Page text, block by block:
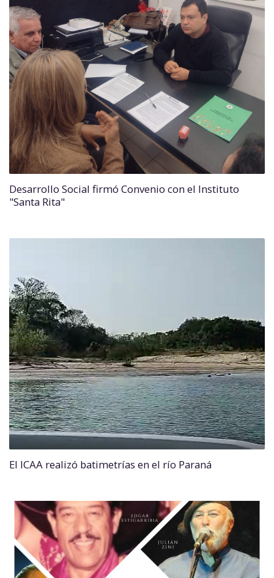
Desarrollo Social firmó Convenio con el Instituto
"Santa Rita"
El ICAA realizó batimetrías en el río Paraná